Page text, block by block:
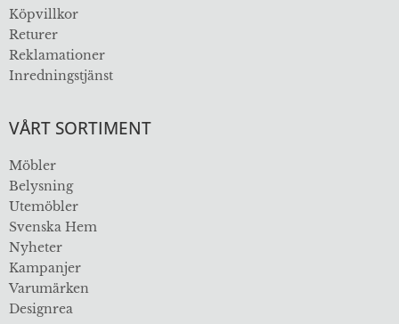
Köpvillkor
Returer
Reklamationer
Inredningstjänst
VÅRT SORTIMENT
Möbler
Belysning
Utemöbler
Svenska Hem
Nyheter
Kampanjer
Varumärken
Designrea